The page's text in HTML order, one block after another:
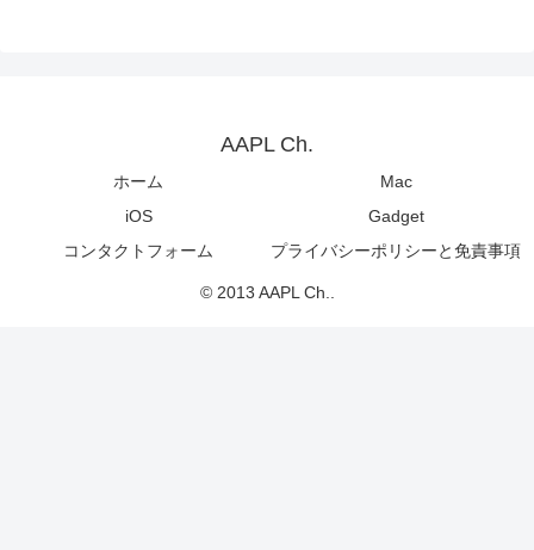
AAPL Ch.
ホーム
Mac
iOS
Gadget
コンタクトフォーム
プライバシーポリシーと免責事項
© 2013 AAPL Ch..